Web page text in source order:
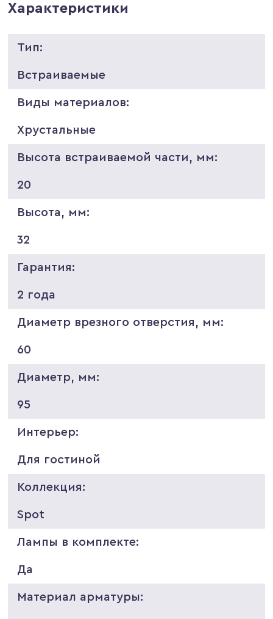
Характеристики
Тип:
Встраиваемые
Виды материалов:
Хрустальные
Высота встраиваемой части, мм:
20
Высота, мм:
32
Гарантия:
2 года
Диаметр врезного отверстия, мм:
60
Диаметр, мм:
95
Интерьер:
Для гостиной
Коллекция:
Spot
Лампы в комплекте:
Да
Материал арматуры: